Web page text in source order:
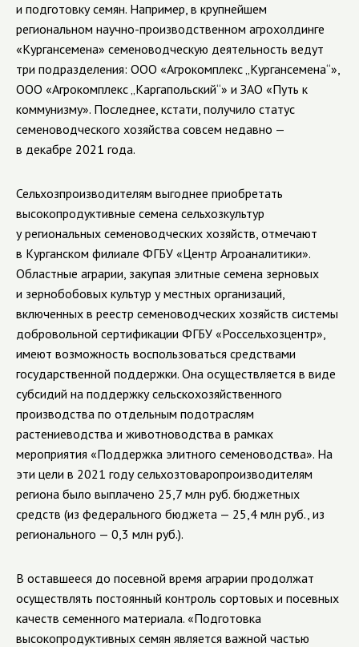
и подготовку семян. Например, в крупнейшем
региональном научно-производственном агрохолдинге
«Кургансемена» семеноводческую деятельность ведут
три подразделения: ООО «Агрокомплекс „Кургансемена“»,
ООО «Агрокомплекс „Каргапольский“» и ЗАО «Путь к
коммунизму». Последнее, кстати, получило статус
семеноводческого хозяйства совсем недавно —
в декабре 2021 года.
Сельхозпроизводителям выгоднее приобретать
высокопродуктивные семена сельхозкультур
у региональных семеноводческих хозяйств, отмечают
в Курганском филиале ФГБУ «Центр Агроаналитики».
Областные аграрии, закупая элитные семена зерновых
и зернобобовых культур у местных организаций,
включенных в реестр семеноводческих хозяйств системы
добровольной сертификации ФГБУ «Россельхозцентр»,
имеют возможность воспользоваться средствами
государственной поддержки. Она осуществляется в виде
субсидий на поддержку сельскохозяйственного
производства по отдельным подотраслям
растениеводства и животноводства в рамках
мероприятия «Поддержка элитного семеноводства». На
эти цели в 2021 году сельхозтоваропроизводителям
региона было выплачено 25,7 млн руб. бюджетных
средств (из федерального бюджета — 25,4 млн руб., из
регионального — 0,3 млн руб.).
В оставшееся до посевной время аграрии продолжат
осуществлять постоянный контроль сортовых и посевных
качеств семенного материала. «Подготовка
высокопродуктивных семян является важной частью